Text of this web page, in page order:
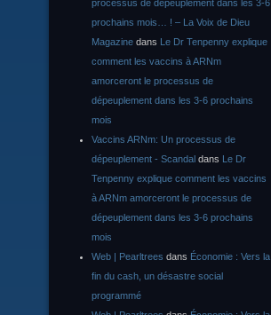
processus de dépeuplement dans les 3-6
prochains mois… ! – La Voix de Dieu
Magazine dans Le Dr Tenpenny explique
comment les vaccins à ARNm
amorceront le processus de
dépeuplement dans les 3-6 prochains
mois
Vaccins ARNm: Un processus de
dépeuplement - Scandal dans Le Dr
Tenpenny explique comment les vaccins
à ARNm amorceront le processus de
dépeuplement dans les 3-6 prochains
mois
Web | Pearltrees dans Économie : Vers la
fin du cash, un désastre social
programmé